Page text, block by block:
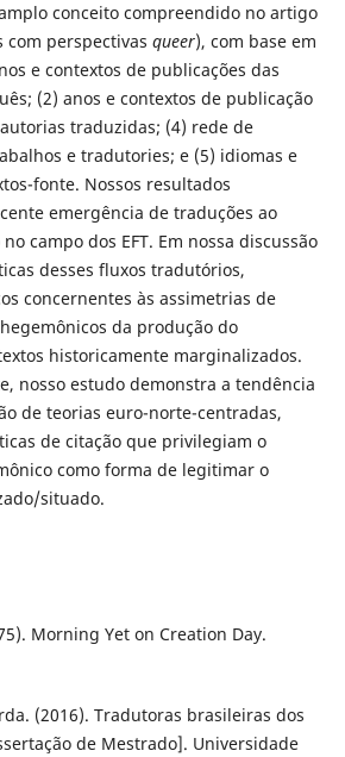
conceito compreendido no artigo
perspectivas queer), com base em
e contextos de publicações das
(2) anos e contextos de publicação
traduzidas; (4) rede de
e tradutories; e (5) idiomas e
fonte. Nossos resultados
emergência de traduções ao
campo dos EFT. Em nossa discussão
desses fluxos tradutórios,
concernentes às assimetrias de
da produção do
historicamente marginalizados.
nosso estudo demonstra a tendência
de teorias euro-norte-centradas,
de citação que privilegiam o
como forma de legitimar o
situado.
Morning Yet on Creation Day.
(2016). Tradutoras brasileiras dos
de Mestrado]. Universidade